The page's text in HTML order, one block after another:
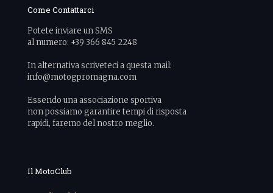
Come Contattarci
Potete inviare un SMS
al numero: +39 366 845 2248
In alternativa scriveteci a questa mail:
info@motogpromagna.com
Essendo una associazione sportiva
non possiamo garantire tempi di risposta
rapidi, faremo del nostro meglio.
Il MotoClub